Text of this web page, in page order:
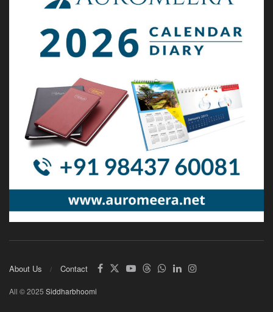
About Us Contact
All © 2025 Siddharbhoomi